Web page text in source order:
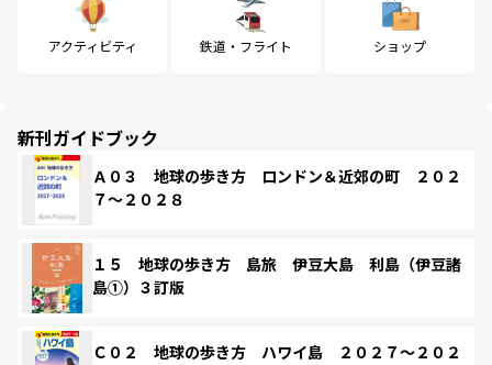
アクティビティ 鉄道・フライト ショップ
新刊ガイドブック
Ａ０３ 地球の歩き方 ロンドン＆近郊の町 ２０２
７～２０２８
１５ 地球の歩き方 島旅 伊豆大島 利島（伊豆諸
島①）３訂版
Ｃ０２ 地球の歩き方 ハワイ島 ２０２７～２０２